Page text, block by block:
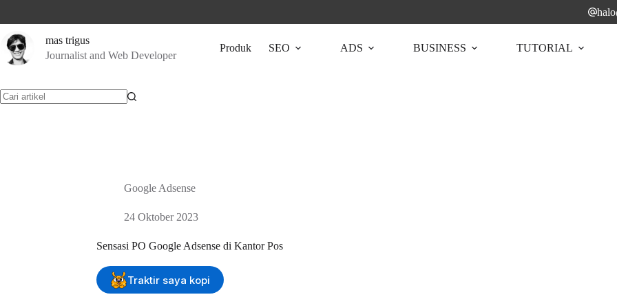
mas trigus
Journalist and Web Developer
Produk SEO ADS BUSINESS TUTORIAL
Google Adsense
24 Oktober 2023
Sensasi PO Google Adsense di Kantor Pos
Traktir saya kopi